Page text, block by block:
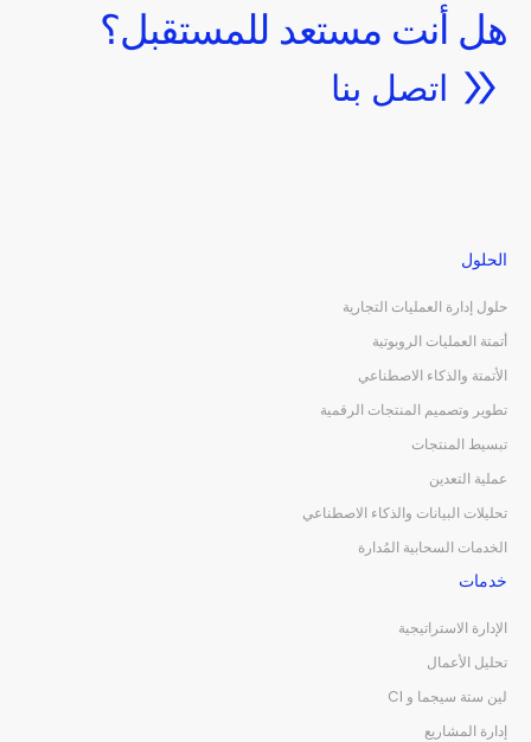
هل أنت مستعد للمستقبل؟
اتصل بنا
الحلول
حلول إدارة العمليات التجارية
أتمتة العمليات الروبوتية
الأتمتة والذكاء الاصطناعي
تطوير وتصميم المنتجات الرقمية
تبسيط المنتجات
عملية التعدين
تحليلات البيانات والذكاء الاصطناعي
الخدمات السحابية المُدارة
خدمات
الإدارة الاستراتيجية
تحليل الأعمال
لين ستة سيجما و CI
إدارة المشاريع